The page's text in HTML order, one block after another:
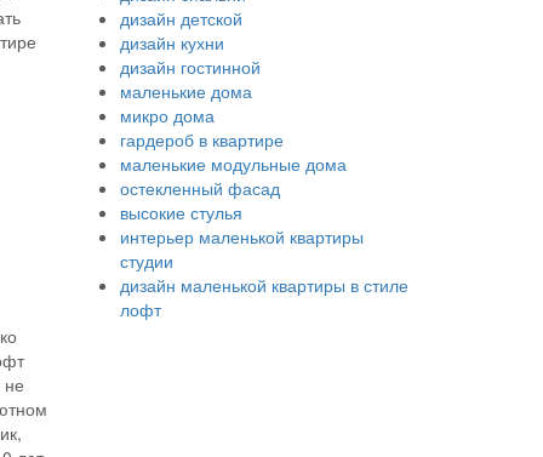
дизайн детской
дизайн кухни
дизайн гостинной
маленькие дома
микро дома
гардероб в квартире
маленькие модульные дома
остекленный фасад
высокие стулья
интерьер маленькой квартиры
студии
дизайн маленькой квартиры в стиле
лофт